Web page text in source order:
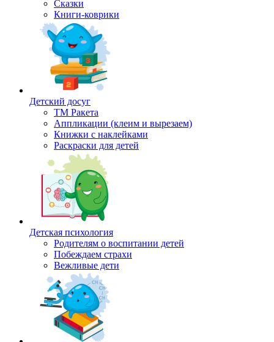
Сказки
Книги-коврики
Детский досуг
ТМ Ракета
Аппликации (клеим и вырезаем)
Книжки с наклейками
Раскраски для детей
Детская психология
Родителям о воспитании детей
Побеждаем страхи
Вежливые дети